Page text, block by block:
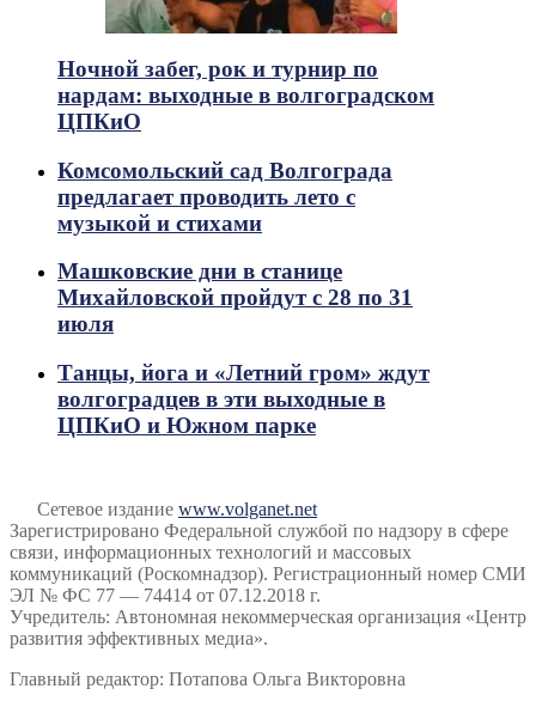
Ночной забег, рок и турнир по
нардам: выходные в волгоградском
ЦПКиО
Комсомольский сад Волгограда
предлагает проводить лето с
музыкой и стихами
Машковские дни в станице
Михайловской пройдут с 28 по 31
июля
Танцы, йога и «Летний гром» ждут
волгоградцев в эти выходные в
ЦПКиО и Южном парке
Сетевое издание www.volganet.net
Зарегистрировано Федеральной службой по надзору в сфере
связи, информационных технологий и массовых
коммуникаций (Роскомнадзор). Регистрационный номер СМИ
ЭЛ № ФС 77 — 74414 от 07.12.2018 г.
Учредитель: Автономная некоммерческая организация «Центр
развития эффективных медиа».
Главный редактор: Потапова Ольга Викторовна